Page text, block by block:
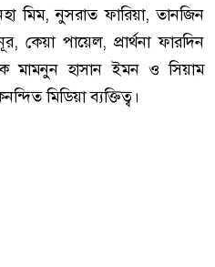
মিম, নুসরাত ফারিয়া, তানজিন
কেয়া পায়েল, প্রার্থনা ফারদিন
মামনুন হাসান ইমন ও সিয়াম
মিডিয়া ব্যক্তিত্ব।